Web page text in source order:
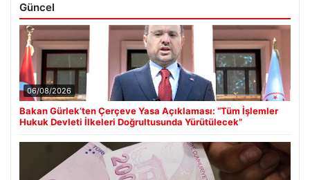
Güncel
06/08/2026
Bakan Gürlek’ten Çerçeve Yasa Açıklaması: “Tüm İşlemler
Hukuk Devleti İlkeleri Doğrultusunda Yürütülecek”